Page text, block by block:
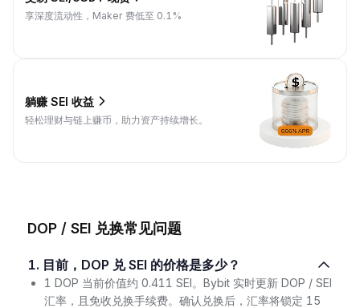
享深度流动性，Maker 费低至 0.1%
躺赚 SEI 收益
轻松理财与链上赚币，助力资产持续增长。
DOP / SEI 兑换常见问题
1. 目前，DOP 兑 SEI 的价格是多少？
1 DOP 当前价值约 0.411 SEI。Bybit 实时更新 DOP / SEI
汇率，且免收兑换手续费。确认兑换后，汇率将锁定 15